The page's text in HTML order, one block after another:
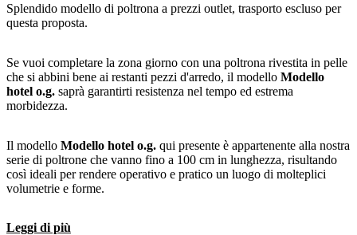
Splendido modello di poltrona a prezzi outlet, trasporto escluso per
questa proposta.
Se vuoi completare la zona giorno con una poltrona rivestita in pelle
che si abbini bene ai restanti pezzi d'arredo, il modello Modello
hotel o.g. saprà garantirti resistenza nel tempo ed estrema
morbidezza.
Il modello Modello hotel o.g. qui presente è appartenente alla nostra
serie di poltrone che vanno fino a 100 cm in lunghezza, risultando
così ideali per rendere operativo e pratico un luogo di molteplici
volumetrie e forme.
Leggi di più